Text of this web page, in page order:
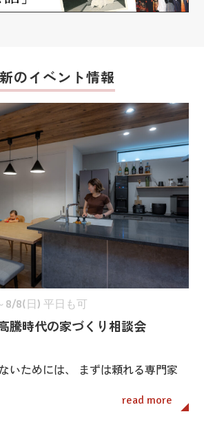
のイベント情報
8/8(日) 平日も可
騰時代の家づくり相談会
いためには、 まずは頼れる専門家
read more